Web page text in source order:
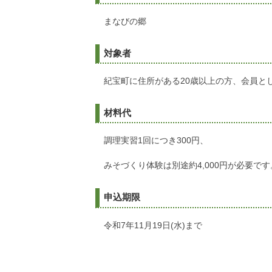
まなびの郷
対象者
紀宝町に住所がある20歳以上の方、会員と
材料代
調理実習1回につき300円、
みそづくり体験は別途約4,000円が必要です
申込期限
令和7年11月19日(水)まで